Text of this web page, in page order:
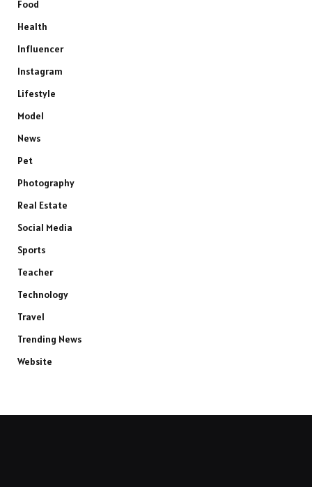
Food
Health
Influencer
Instagram
Lifestyle
Model
News
Pet
Photography
Real Estate
Social Media
Sports
Teacher
Technology
Travel
Trending News
Website